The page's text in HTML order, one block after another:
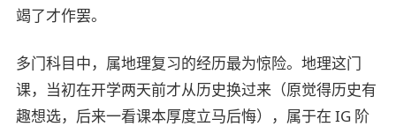
竭了才作罢。
多门科目中，属地理复习的经历最为惊险。地理这门
课，当初在开学两天前才从历史换过来（原觉得历史有
趣想选，后来一看课本厚度立马后悔），属于在 IG 阶